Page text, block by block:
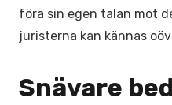
föra sin egen talan mot
juristerna kan kännas
Snävare